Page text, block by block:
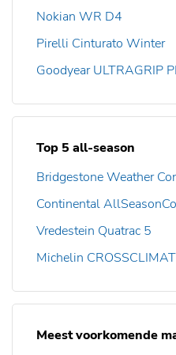
Nokian WR D4
Pirelli Cinturato Winter
Goodyear ULTRAGRIP
Top 5 all-season
Bridgestone Weather
Continental
Vredestein Quatrac 5
Michelin
Meest voorkomende